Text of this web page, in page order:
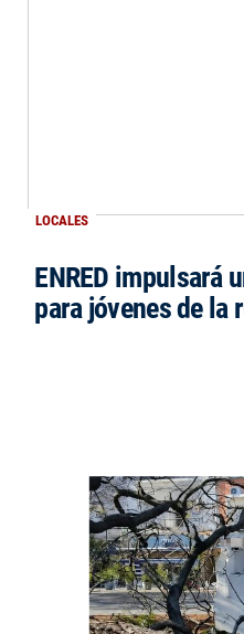
LOCALES
ENRED impulsará
para jóvenes de la